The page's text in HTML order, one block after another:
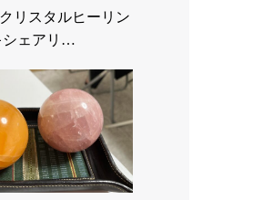
リスタルヒーリン
シェアリ…